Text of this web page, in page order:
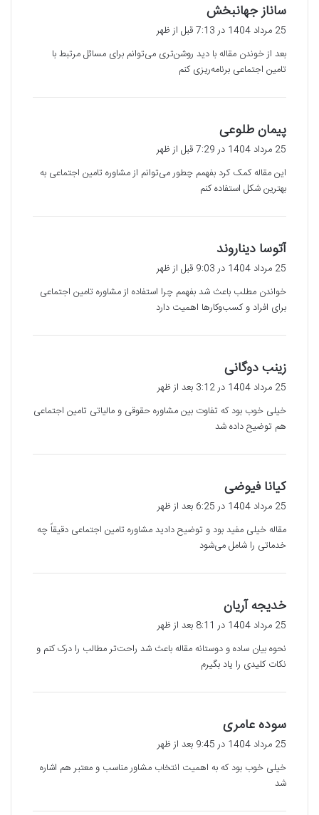
ساناز جهانبخش
ف
:
25 مرداد 1404 در 7:13 قبل از ظهر
بعد از خوندن مقاله با دید روشن‌تری می‌توانم برای مسائل مرتبط با
تامین اجتماعی برنامه‌ریزی کنم
پیمان طلوعی
ت
25 مرداد 1404 در 7:29 قبل از ظهر
این مقاله کمک کرد بفهمم چطور می‌توانم از مشاوره تامین اجتماعی به
بهترین شکل استفاده کنم
آتوسا دیناروند
ف
:
25 مرداد 1404 در 9:03 قبل از ظهر
خواندن مطلب باعث شد بفهمم چرا استفاده از مشاوره تامین اجتماعی
برای افراد و کسب‌وکارها اهمیت دارد
زینب دوگانی
ت
:
25 مرداد 1404 در 3:12 بعد از ظهر
خیلی خوب بود که تفاوت بین مشاوره حقوقی و مالیاتی تامین اجتماعی
هم توضیح داده شد
کیانا فیوضی
ت
:
25 مرداد 1404 در 6:25 بعد از ظهر
مقاله خیلی مفید بود و توضیح دادید مشاوره تامین اجتماعی دقیقاً چه
خدماتی را شامل می‌شود
خدیجه آریان
ت
:
25 مرداد 1404 در 8:11 بعد از ظهر
نحوه بیان ساده و دوستانه مقاله باعث شد راحت‌تر مطالب را درک کنم و
نکات کلیدی را یاد بگیرم
سوده عامری
ت
:
25 مرداد 1404 در 9:45 بعد از ظهر
خیلی خوب بود که به اهمیت انتخاب مشاور مناسب و معتبر هم اشاره
شد